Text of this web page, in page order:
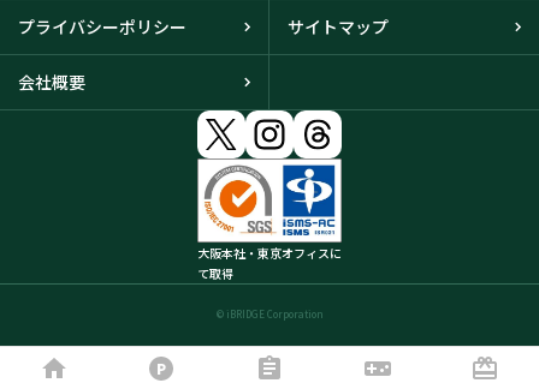
プライバシーポリシー サイトマップ
会社概要
大阪本社・東京オフィスに
て取得
© iBRIDGE Corporation